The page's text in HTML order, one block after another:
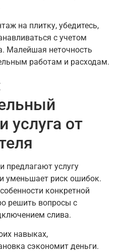
на плитку, убедитесь,
с учетом
Малейшая неточность
работам и расходам.
услуга от
предлагают услугу
уменьшает риск ошибок.
конкретной
решить вопросы с
слива.
навыках,
сэкономит деньги.